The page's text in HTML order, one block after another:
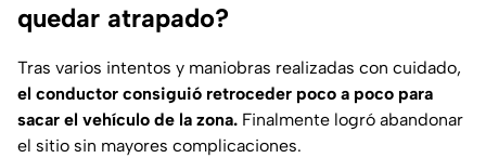
quedar atrapado?
Tras varios intentos y maniobras realizadas con cuidado,
el conductor consiguió retroceder poco a poco para
sacar el vehículo de la zona. Finalmente logró abandonar
el sitio sin mayores complicaciones.